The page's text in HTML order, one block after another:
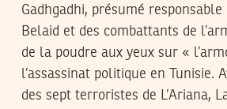
Gadhgadhi, présumé responsable
Belaid et des combattants de
de la poudre aux yeux sur «
l’assassinat politique en Tunisie.
des sept terroristes de L’Ariana,